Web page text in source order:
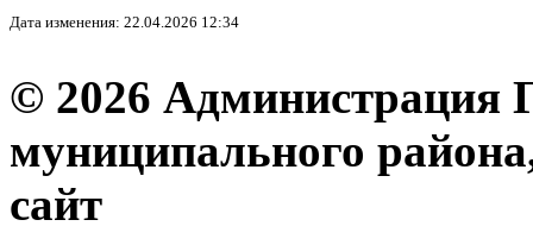
Дата изменения: 22.04.2026 12:34
© 2026 Администрация
муниципального